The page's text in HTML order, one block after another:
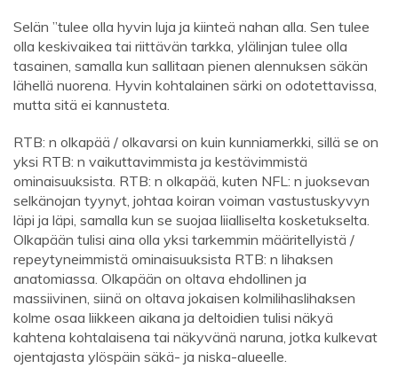
Selän ”tulee olla hyvin luja ja kiinteä nahan alla. Sen tulee
olla keskivaikea tai riittävän tarkka, ylälinjan tulee olla
tasainen, samalla kun sallitaan pienen alennuksen säkän
lähellä nuorena. Hyvin kohtalainen särki on odotettavissa,
mutta sitä ei kannusteta.
RTB: n olkapää / olkavarsi on kuin kunniamerkki, sillä se on
yksi RTB: n vaikuttavimmista ja kestävimmistä
ominaisuuksista. RTB: n olkapää, kuten NFL: n juoksevan
selkänojan tyynyt, johtaa koiran voiman vastustuskyvyn
läpi ja läpi, samalla kun se suojaa liialliselta kosketukselta.
Olkapään tulisi aina olla yksi tarkemmin määritellyistä /
repeytyneimmistä ominaisuuksista RTB: n lihaksen
anatomiassa. Olkapään on oltava ehdollinen ja
massiivinen, siinä on oltava jokaisen kolmilihaslihaksen
kolme osaa liikkeen aikana ja deltoidien tulisi näkyä
kahtena kohtalaisena tai näkyvänä naruna, jotka kulkevat
ojentajasta ylöspäin säkä- ja niska-alueelle.